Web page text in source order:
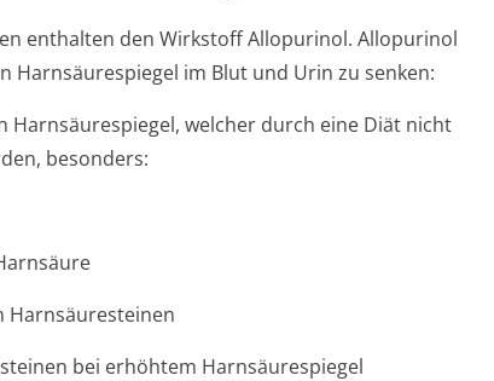
enthalten den Wirkstoff Allopurinol. Allopurinol
Harnsäurespiegel im Blut und Urin zu senken:
Harnsäurespiegel, welcher durch eine Diät nicht
besonders:
Harnsäuresteinen
bei erhöhtem Harnsäurespiegel